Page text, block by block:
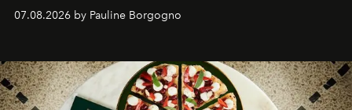
07.08.2026 by Pauline Borgogno